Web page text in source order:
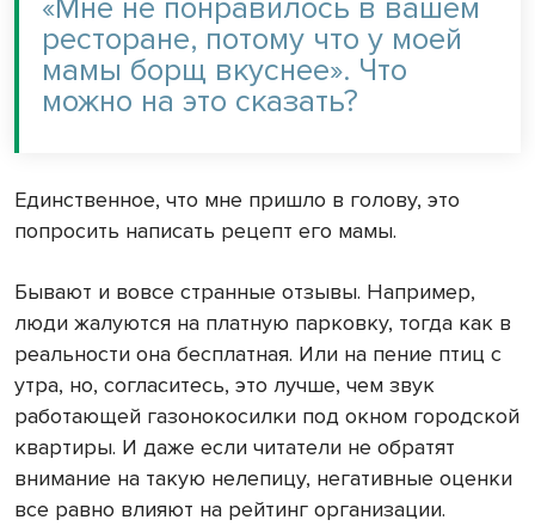
«Мне не понравилось в вашем
ресторане, потому что у моей
мамы борщ вкуснее». Что
можно на это сказать?
Единственное, что мне пришло в голову, это
попросить написать рецепт его мамы.
Бывают и вовсе странные отзывы. Например,
люди жалуются на платную парковку, тогда как в
реальности она бесплатная. Или на пение птиц с
утра, но, согласитесь, это лучше, чем звук
работающей газонокосилки под окном городской
квартиры. И даже если читатели не обратят
внимание на такую нелепицу, негативные оценки
все равно влияют на рейтинг организации.